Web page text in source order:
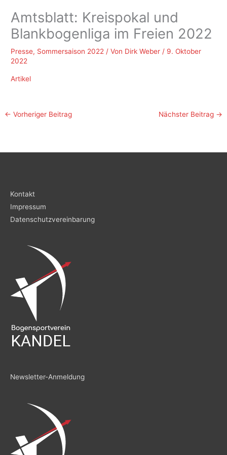
Amtsblatt: Kreispokal und
Blankbogenliga im Freien 2022
Presse, Sommersaison 2022 / Von Dirk Weber / 9. Oktober
2022
Artikel
← Vorheriger Beitrag Nächster Beitrag →
Kontakt
Impressum
Datenschutzvereinbarung
Newsletter-Anmeldung